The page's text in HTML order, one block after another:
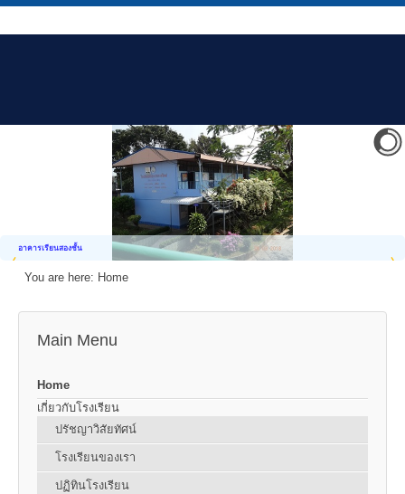
อาคารเรียนสองชั้น
You are here: Home
Main Menu
Home
เกี่ยวกับโรงเรียน
ปรัชญาวิสัยทัศน์
โรงเรียนของเรา
ปฏิทินโรงเรียน